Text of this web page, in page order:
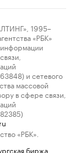
1995–
«РБК»
информации
и сетевого
массовой
в сфере связи,
«РБК».
биржа